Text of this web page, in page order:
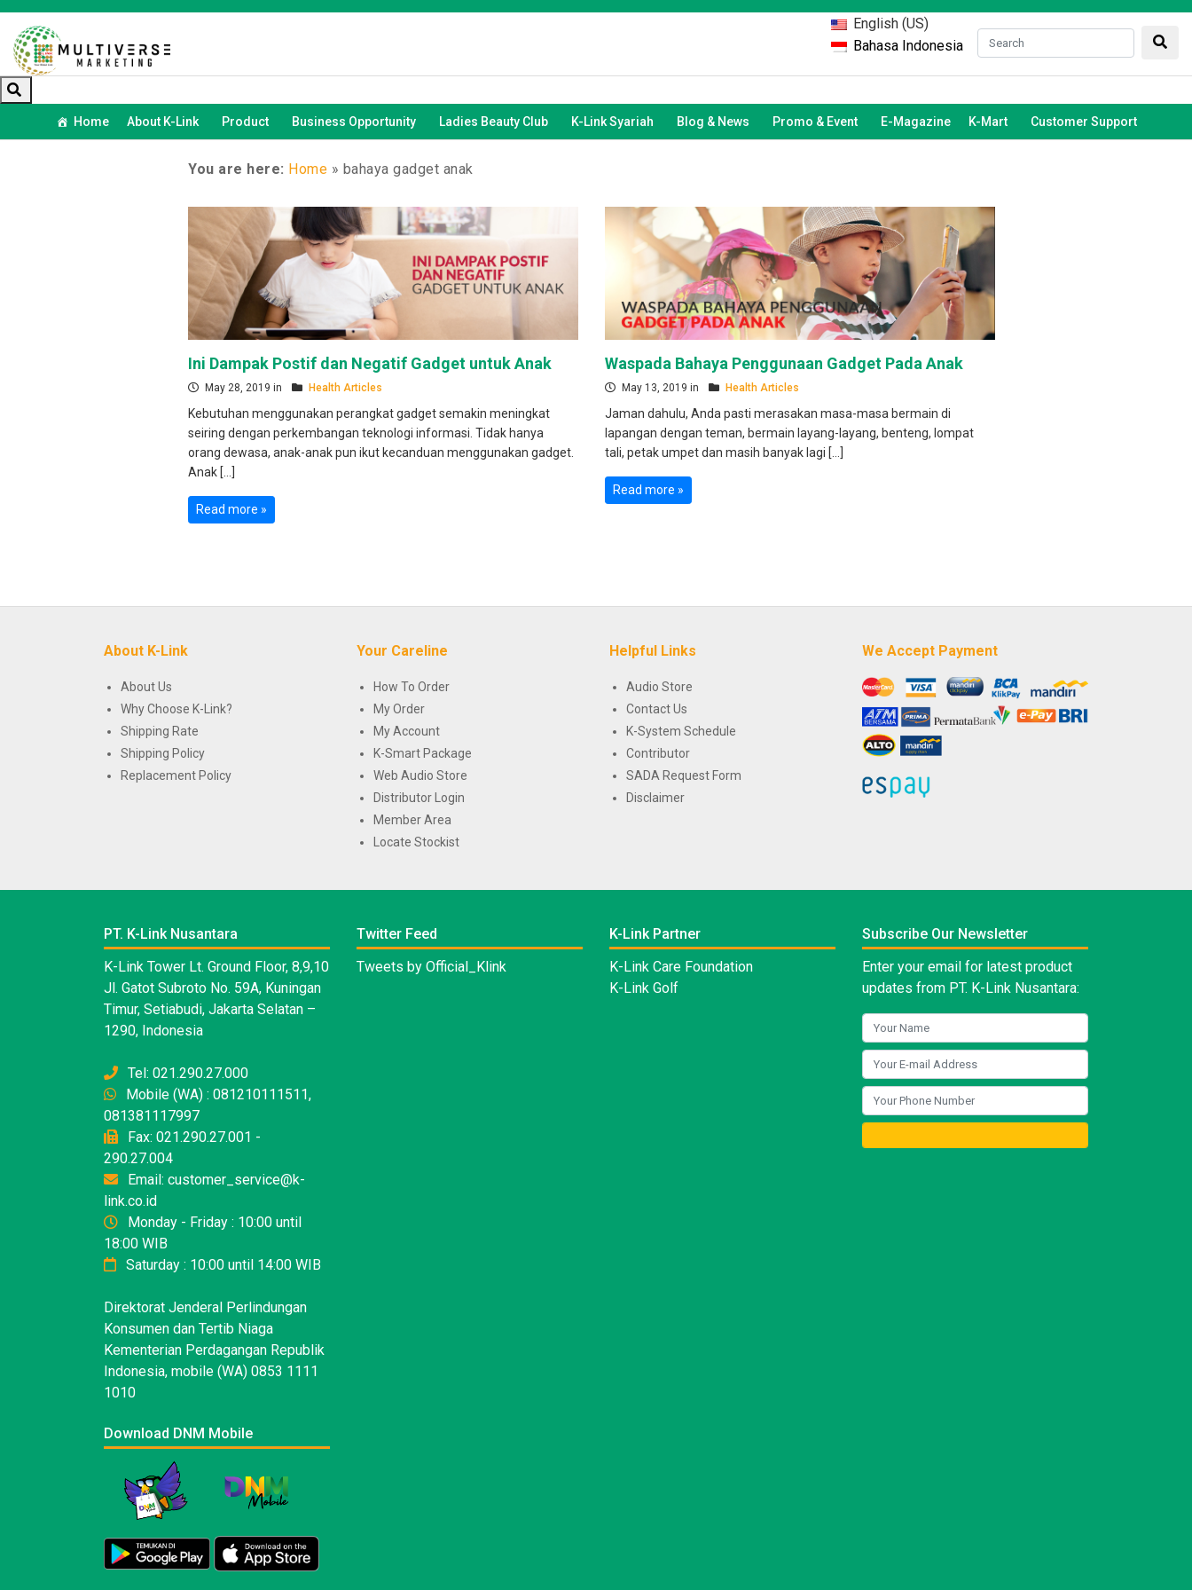
English (US)
Bahasa Indonesia
Home About K-Link Product Business Opportunity Ladies Beauty Club K-Link Syariah Blog & News Promo & Event E-Magazine K-Mart Customer Support
You are here: Home » bahaya gadget anak
Ini Dampak Postif dan Negatif Gadget untuk Anak
May 28, 2019 in Health Articles
Kebutuhan menggunakan perangkat gadget semakin meningkat
seiring dengan perkembangan teknologi informasi. Tidak hanya
orang dewasa, anak-anak pun ikut kecanduan menggunakan gadget.
Anak […]
Read more »
Waspada Bahaya Penggunaan Gadget Pada Anak
May 13, 2019 in Health Articles
Jaman dahulu, Anda pasti merasakan masa-masa bermain di
lapangan dengan teman, bermain layang-layang, benteng, lompat
tali, petak umpet dan masih banyak lagi […]
Read more »
About K-Link
About Us
Why Choose K-Link?
Shipping Rate
Shipping Policy
Replacement Policy
Your Careline
How To Order
My Order
My Account
K-Smart Package
Web Audio Store
Distributor Login
Member Area
Locate Stockist
Helpful Links
Audio Store
Contact Us
K-System Schedule
Contributor
SADA Request Form
Disclaimer
We Accept Payment
PT. K-Link Nusantara
K-Link Tower Lt. Ground Floor, 8,9,10
Jl. Gatot Subroto No. 59A, Kuningan
Timur, Setiabudi, Jakarta Selatan –
1290, Indonesia
Tel: 021.290.27.000
Mobile (WA) : 081210111511,
081381117997
Fax: 021.290.27.001 -
290.27.004
Email: customer_service@k-
link.co.id
Monday - Friday : 10:00 until
18:00 WIB
Saturday : 10:00 until 14:00 WIB
Direktorat Jenderal Perlindungan
Konsumen dan Tertib Niaga
Kementerian Perdagangan Republik
Indonesia, mobile (WA) 0853 1111
1010
Download DNM Mobile
Twitter Feed
Tweets by Official_Klink
K-Link Partner
K-Link Care Foundation
K-Link Golf
Subscribe Our Newsletter
Enter your email for latest product
updates from PT. K-Link Nusantara: